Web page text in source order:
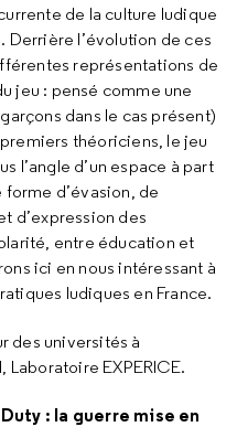
de la culture ludique
l’évolution de ces
représentations de
jeu : pensé comme une
dans le cas présent)
théoriciens, le jeu
l’angle d’un espace à part
d’évasion, de
d’expression des
entre éducation et
ici en nous intéressant à
ludiques en France.
des universités à
Laboratoire EXPERICE.
: la guerre mise en